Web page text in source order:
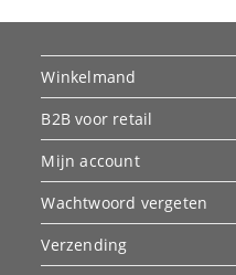
Winkelmand
B2B voor retail
Mijn account
Wachtwoord vergeten
Verzending